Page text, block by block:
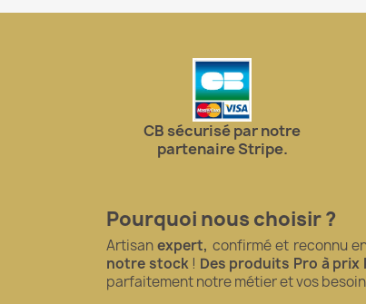
CB sécurisé par notre
partenaire Stripe.
Pourquoi nous choisir ?
Artisanexpert, confirmé et reconnu
notre stock! Des produits Pro à prix
parfaitement notre métier et vos